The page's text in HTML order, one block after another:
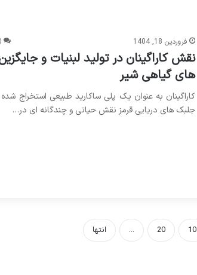
فروردین 18, 1404
نقش کاراگینان در تولید لبنیات و
های گیاهی شیر
کاراگینان به عنوان یک پلی ساکارید طبیعی استخراج شده
جلبک های دریایی قرمز نقش حیاتی و چندگانه ای در…
10
20
... انتها